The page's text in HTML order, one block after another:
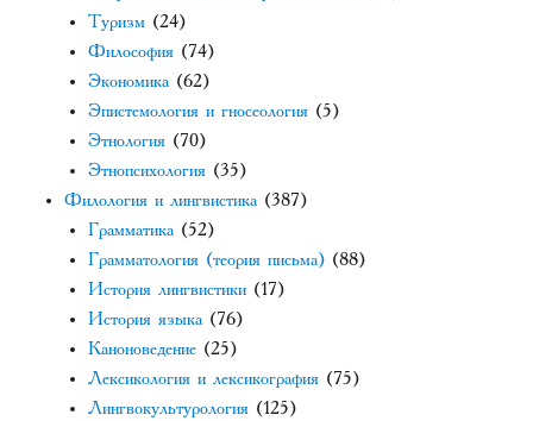
Туризм (24)
Философия (74)
Экономика (62)
Эпистемология и гносеология (5)
Этнология (70)
Этнопсихология (35)
Филология и лингвистика (387)
Грамматика (52)
Грамматология (теория письма) (88)
История лингвистики (17)
История языка (76)
Каноноведение (25)
Лексикология и лексикография (75)
Лингвокультурология (125)